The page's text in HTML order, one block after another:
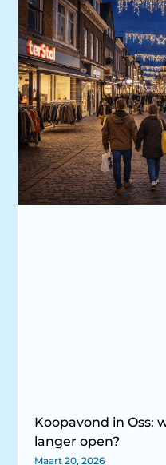
Koopavond in Oss:
langer open?
Maart 20, 2026